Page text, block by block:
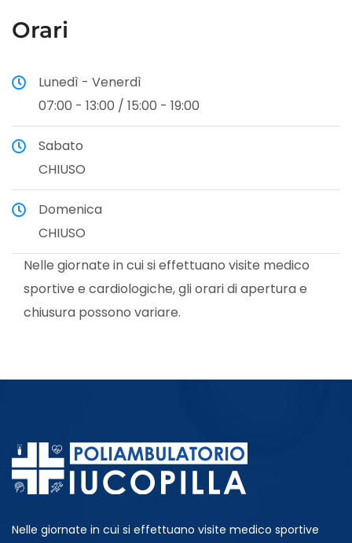
Orari
Lunedì - Venerdì
07:00 - 13:00 / 15:00 - 19:00
Sabato
CHIUSO
Domenica
CHIUSO
Nelle giornate in cui si effettuano visite medico
sportive e cardiologiche, gli orari di apertura e
chiusura possono variare.
Nelle giornate in cui si effettuano visite medico sportive